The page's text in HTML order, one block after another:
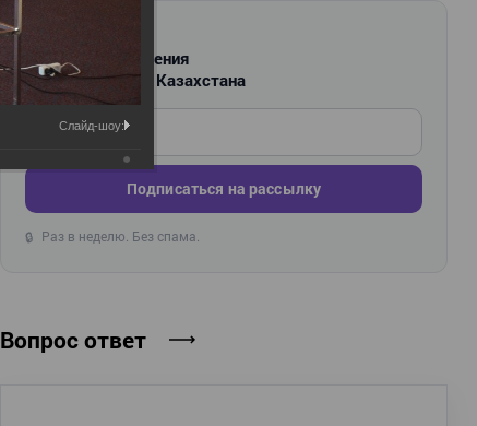
Новости и изменения
для бухгалтеров Казахстана
Введите ваш e-mail
Подписаться на рассылку
🔒 Раз в неделю. Без спама.
Вопрос ответ
Слайд-шоу: